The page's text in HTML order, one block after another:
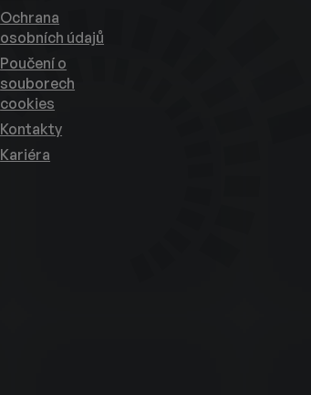
Ochrana
osobních údajů
Poučení o
souborech
cookies
Kontakty
Kariéra